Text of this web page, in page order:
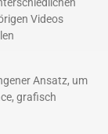
Videos
Ansatz, um
grafisch